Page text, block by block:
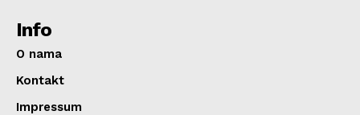
Info
O nama
Kontakt
Impressum